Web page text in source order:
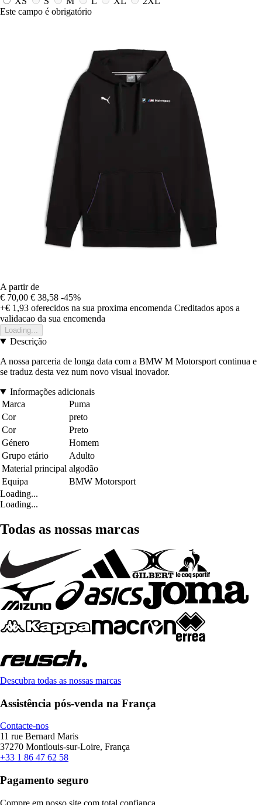
Este campo é obrigatório
A partir de
€ 70,00 € 38,58 -45%
+€ 1,93 oferecidos na sua proxima encomenda Creditados apos a
validacao da sua encomenda
Loading...
Descrição
A nossa parceria de longa data com a BMW M Motorsport continua e
se traduz desta vez num novo visual inovador.
Informações adicionais
Marca
Puma
Cor
preto
Cor
Preto
Género
Homem
Grupo etário
Adulto
Material principal algodão
Equipa
BMW Motorsport
Loading...
Loading...
Todas as nossas marcas
Descubra todas as nossas marcas
Assistência pós-venda na França
Contacte-nos
11 rue Bernard Maris
37270 Montlouis-sur-Loire, França
+33 1 86 47 62 58
Pagamento seguro
Compre em nosso site com total confiança